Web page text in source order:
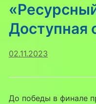
Доступная
02.11.2023
До победы в финале